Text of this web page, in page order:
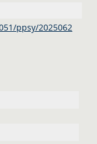
ppsy/2025062